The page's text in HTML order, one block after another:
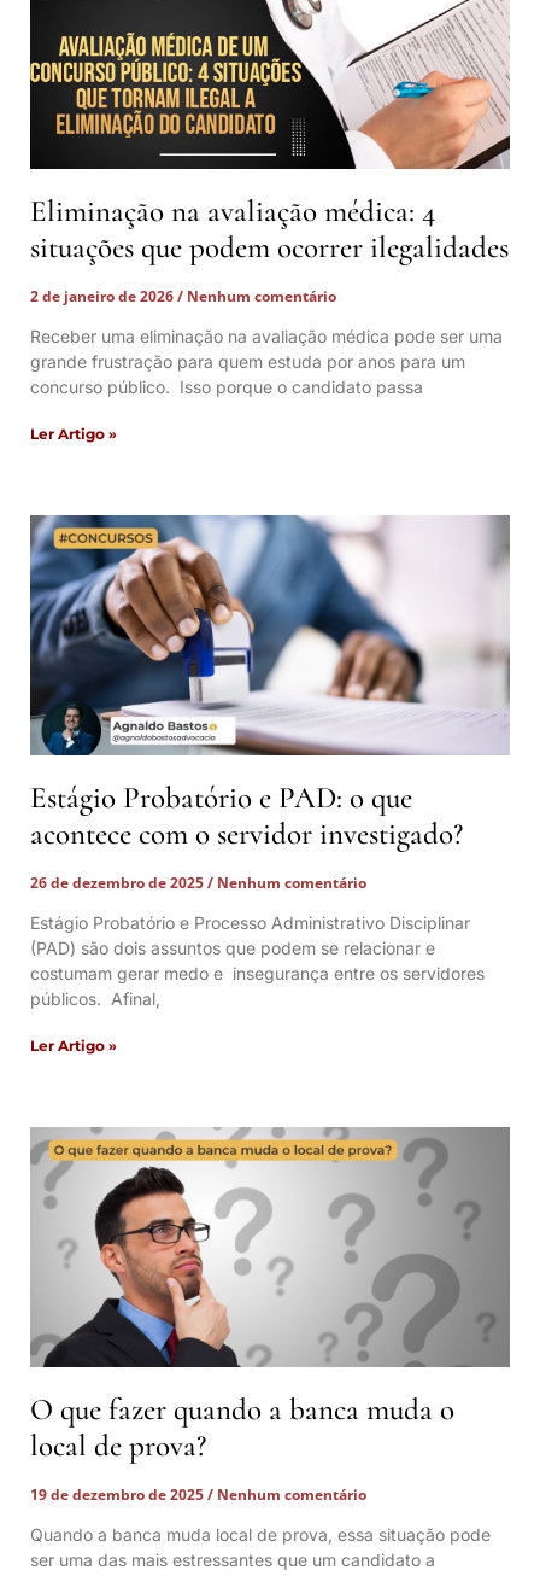
Eliminação na avaliação médica: 4
situações que podem ocorrer ilegalidades
2 de janeiro de 2026
Nenhum comentário
Receber uma eliminação na avaliação médica pode ser uma
grande frustração para quem estuda por anos para um
concurso público. Isso porque o candidato passa
Ler Artigo »
Estágio Probatório e PAD: o que
acontece com o servidor investigado?
26 de dezembro de 2025
Nenhum comentário
Estágio Probatório e Processo Administrativo Disciplinar
(PAD) são dois assuntos que podem se relacionar e
costumam gerar medo e insegurança entre os servidores
públicos. Afinal,
Ler Artigo »
O que fazer quando a banca muda o
local de prova?
19 de dezembro de 2025
Nenhum comentário
Quando a banca muda local de prova, essa situação pode
ser uma das mais estressantes que um candidato a